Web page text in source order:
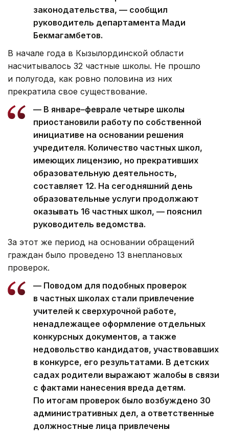
законодательства, — сообщил
руководитель департамента Мади
Бекмагамбетов.
В начале года в Кызылординской области
насчитывалось 32 частные школы. Не прошло
и полугода, как ровно половина из них
прекратила свое существование.
— В январе–феврале четыре школы
приостановили работу по собственной
инициативе на основании решения
учредителя. Количество частных школ,
имеющих лицензию, но прекративших
образовательную деятельность,
составляет 12. На сегодняшний день
образовательные услуги продолжают
оказывать 16 частных школ, — пояснил
руководитель ведомства.
За этот же период на основании обращений
граждан было проведено 13 внеплановых
проверок.
— Поводом для подобных проверок
в частных школах стали привлечение
учителей к сверхурочной работе,
ненадлежащее оформление отдельных
конкурсных документов, а также
недовольство кандидатов, участвовавших
в конкурсе, его результатами. В детских
садах родители выражают жалобы в связи
с фактами нанесения вреда детям.
По итогам проверок было возбуждено 30
административных дел, а ответственные
должностные лица привлечены